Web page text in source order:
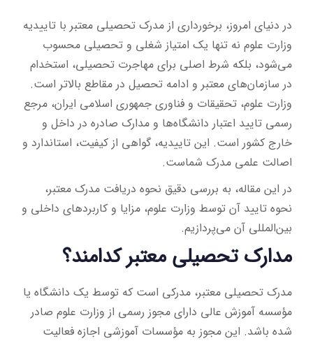
در دنیای امروز، برخورداری از مدرک تحصیلی معتبر با تاییدیه
وزارت علوم نه تنها یک امتیاز شغلی و تحصیلی محسوب
می‌شود، بلکه شرط اصلی برای مهاجرت تحصیلی، استخدام
در سازمان‌های معتبر و ادامه تحصیل در مقاطع بالاتر است.
وزارت علوم، تحقیقات و فناوری جمهوری اسلامی ایران، مرجع
رسمی تایید اعتبار دانشگاه‌ها و مدارک صادره در داخل و
خارج کشور است. این تاییدیه، گواهی از کیفیت، استاندارد و
اصالت علمی مدرک شماست.
در این مقاله، به بررسی دقیق نحوه دریافت مدرک معتبر،
نحوه تایید آن توسط وزارت علوم، مزایا و کاربردهای داخلی و
بین‌المللی آن می‌پردازیم.
مدارک تحصیلی معتبر کدامند؟
مدرک تحصیلی معتبر، مدرکی است که توسط یک دانشگاه یا
مؤسسه آموزش عالی دارای مجوز رسمی از وزارت علوم صادر
شده باشد. این مجوز به مؤسسات آموزشی اجازه فعالیت